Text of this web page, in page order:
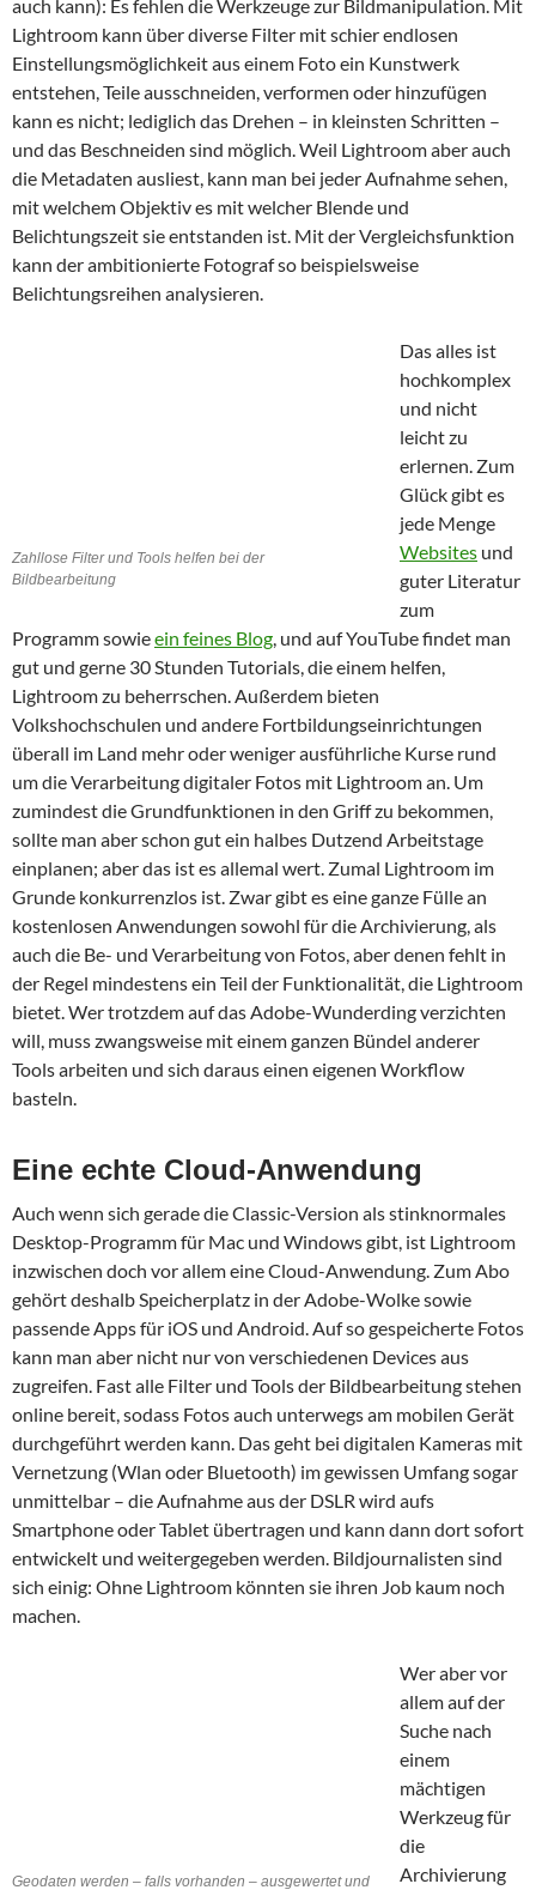
auch kann): Es fehlen die Werkzeuge zur Bildmanipulation. Mit
Lightroom kann über diverse Filter mit schier endlosen
Einstellungsmöglichkeit aus einem Foto ein Kunstwerk
entstehen, Teile ausschneiden, verformen oder hinzufügen
kann es nicht; lediglich das Drehen – in kleinsten Schritten –
und das Beschneiden sind möglich. Weil Lightroom aber auch
die Metadaten ausliest, kann man bei jeder Aufnahme sehen,
mit welchem Objektiv es mit welcher Blende und
Belichtungszeit sie entstanden ist. Mit der Vergleichsfunktion
kann der ambitionierte Fotograf so beispielsweise
Belichtungsreihen analysieren.
Zahllose Filter und Tools helfen bei der
Bildbearbeitung
Das alles ist
hochkomplex
und nicht
leicht zu
erlernen. Zum
Glück gibt es
jede Menge
Websites und
guter Literatur
zum
Programm sowieein feines Blog, und auf YouTube findet man
gut und gerne 30 Stunden Tutorials, die einem helfen,
Lightroom zu beherrschen. Außerdem bieten
Volkshochschulen und andere Fortbildungseinrichtungen
überall im Land mehr oder weniger ausführliche Kurse rund
um die Verarbeitung digitaler Fotos mit Lightroom an. Um
zumindest die Grundfunktionen in den Griff zu bekommen,
sollte man aber schon gut ein halbes Dutzend Arbeitstage
einplanen; aber das ist es allemal wert. Zumal Lightroom im
Grunde konkurrenzlos ist. Zwar gibt es eine ganze Fülle an
kostenlosen Anwendungen sowohl für die Archivierung, als
auch die Be- und Verarbeitung von Fotos, aber denen fehlt in
der Regel mindestens ein Teil der Funktionalität, die Lightroom
bietet. Wer trotzdem auf das Adobe-Wunderding verzichten
will, muss zwangsweise mit einem ganzen Bündel anderer
Tools arbeiten und sich daraus einen eigenen Workflow
basteln.
Eine echte Cloud-Anwendung
Auch wenn sich gerade die Classic-Version als stinknormales
Desktop-Programm für Mac und Windows gibt, ist Lightroom
inzwischen doch vor allem eine Cloud-Anwendung. Zum Abo
gehört deshalb Speicherplatz in der Adobe-Wolke sowie
passende Apps für iOS und Android. Auf so gespeicherte Fotos
kann man aber nicht nur von verschiedenen Devices aus
zugreifen. Fast alle Filter und Tools der Bildbearbeitung stehen
online bereit, sodass Fotos auch unterwegs am mobilen Gerät
durchgeführt werden kann. Das geht bei digitalen Kameras mit
Vernetzung (Wlan oder Bluetooth) im gewissen Umfang sogar
unmittelbar – die Aufnahme aus der DSLR wird aufs
Smartphone oder Tablet übertragen und kann dann dort sofort
entwickelt und weitergegeben werden. Bildjournalisten sind
sich einig: Ohne Lightroom könnten sie ihren Job kaum noch
machen.
Geodaten werden – falls vorhanden – ausgewertet und
Wer aber vor
allem auf der
Suche nach
einem
mächtigen
Werkzeug für
die
Archivierung